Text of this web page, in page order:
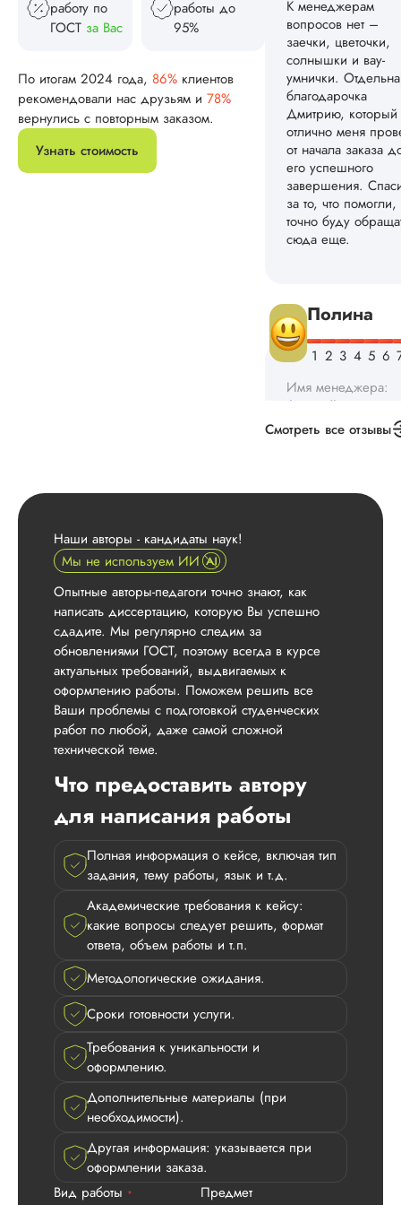
работу по
ГОСТ за Вас
работы до
95%
По итогам 2024 года, 86% клиентов
рекомендовали нас друзьям и 78%
вернулись с повторным заказом.
Узнать стоимость
за то, что помогли,
точно буду
сюда еще.
Полина
Имя менеджера:
Алексей
Дата: 2025-03-29
другие компании,
остановилась на
Осталась довольна
качеством
отправленного
личный кабинет.
Менеджер, с
я
непредвзятость в
общении. Будет
Имя менеджера:
быстро оформить
заказ. Общение
понравилось тем,
четко по заказу
должно быть.
себя отметила
Имя менеджера:
Смотреть все отзывы
Наши авторы - кандидаты наук!
Мы не используем ИИ
Опытные авторы-педагоги точно знают, как
написать диссертацию, которую Вы успешно
сдадите. Мы регулярно следим за
обновлениями ГОСТ, поэтому всегда в курсе
актуальных требований, выдвигаемых к
оформлению работы. Поможем решить все
Ваши проблемы с подготовкой студенческих
работ по любой, даже самой сложной
технической теме.
Что предоставить автору
для написания работы
Полная информация о кейсе, включая тип
задания, тему работы, язык и т.д.
Академические требования к кейсу:
какие вопросы следует решить, формат
ответа, объем работы и т.п.
Методологические ожидания.
Сроки готовности услуги.
Требования к уникальности и
оформлению.
Дополнительные материалы (при
необходимости).
Другая информация: указывается при
оформлении заказа.
Вид работы *
Предмет